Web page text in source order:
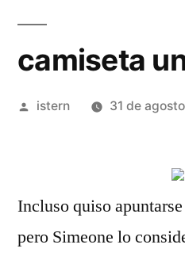
camiseta
Publicado
istern 31 de
Incluso quiso
pero Simeone lo